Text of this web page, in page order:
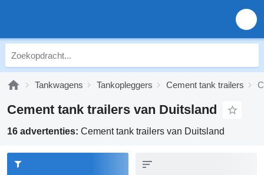
Tankwagens Tankopleggers Cement tank trailers
Cement tank trailers van Duitsland
16 advertenties: Cement tank trailers van Duitsland